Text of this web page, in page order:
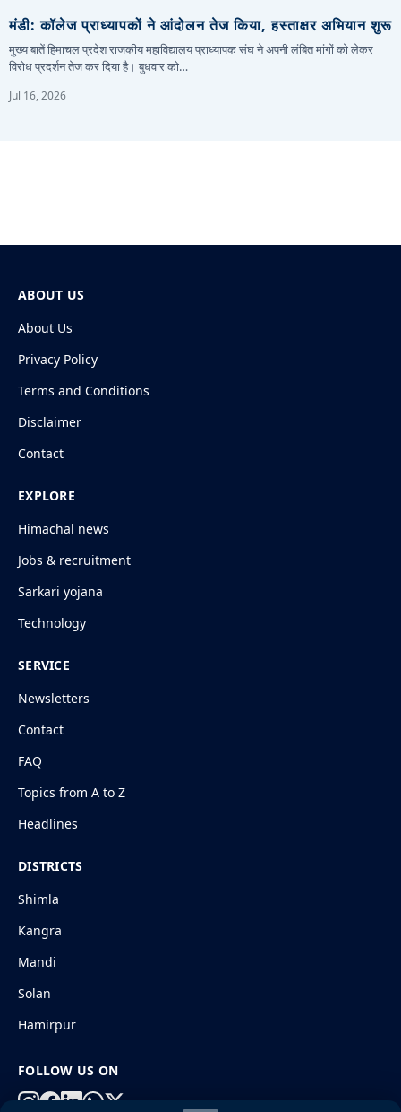
मंडी: कॉलेज प्राध्यापकों ने आंदोलन तेज किया, हस्ताक्षर अभियान शुरू
मुख्य बातें हिमाचल प्रदेश राजकीय महाविद्यालय प्राध्यापक संघ ने अपनी लंबित मांगों को लेकर
विरोध प्रदर्शन तेज कर दिया है। बुधवार को…
Jul 16, 2026
ABOUT US
About Us
Privacy Policy
Terms and Conditions
Disclaimer
Contact
EXPLORE
Himachal news
Jobs & recruitment
Sarkari yojana
Technology
SERVICE
Newsletters
Contact
FAQ
Topics from A to Z
Headlines
DISTRICTS
Shimla
Kangra
Mandi
Solan
Hamirpur
FOLLOW US ON